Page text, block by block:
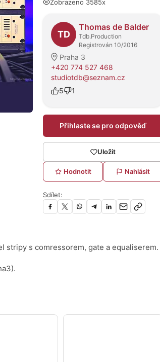
Zobrazeno 3585x
O prodejci
TD
Thomas de Balder
Tdb.Production
Registrován 10/2016
Praha 3
+420 774 527 468
studiotdb@seznam.cz
5
1
Přihlaste se pro odpověď
Uložit
Hodnotit Nahlásit
Sdílet:
stripy s comressorem, gate a equaliserem.